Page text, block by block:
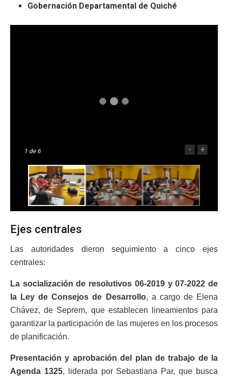
Gobernación Departamental de Quiché
1 de 6 - +
Ejes centrales
Las autoridades dieron seguimiento a cinco ejes
centrales:
La socialización de resolutivos 06-2019 y 07-2022 de
la Ley de Consejos de Desarrollo, a cargo de Elena
Chávez, de Seprem, que establecen lineamientos para
garantizar la participación de las mujeres en los procesos
de planificación.
Presentación y aprobación del plan de trabajo de la
Agenda 1325, liderada por Sebastiana Par, que busca